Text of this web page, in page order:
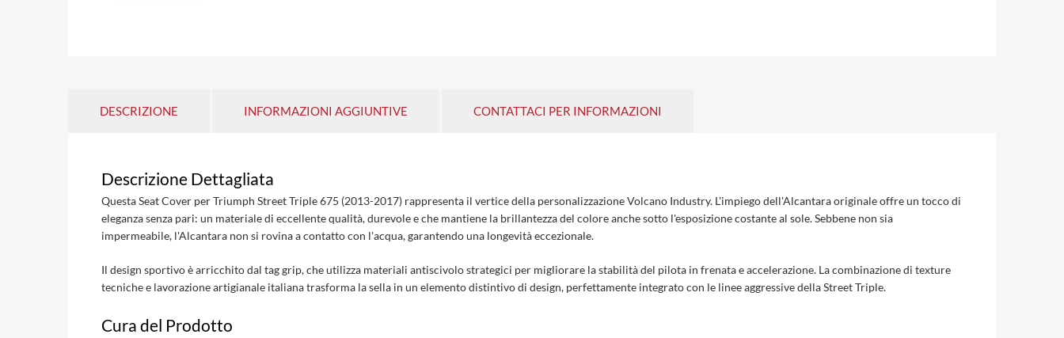
DESCRIZIONE INFORMAZIONI AGGIUNTIVE CONTATTACI PER INFORMAZIONI
Descrizione Dettagliata
Questa Seat Cover per Triumph Street Triple 675 (2013-2017) rappresenta il vertice della personalizzazione Volcano Industry. L'impiego dell'Alcantara originale offre un tocco di
eleganza senza pari: un materiale di eccellente qualità, durevole e che mantiene la brillantezza del colore anche sotto l'esposizione costante al sole. Sebbene non sia
impermeabile, l'Alcantara non si rovina a contatto con l'acqua, garantendo una longevità eccezionale.
Il design sportivo è arricchito dal tag grip, che utilizza materiali antiscivolo strategici per migliorare la stabilità del pilota in frenata e accelerazione. La combinazione di texture
tecniche e lavorazione artigianale italiana trasforma la sella in un elemento distintivo di design, perfettamente integrato con le linee aggressive della Street Triple.
Cura del Prodotto